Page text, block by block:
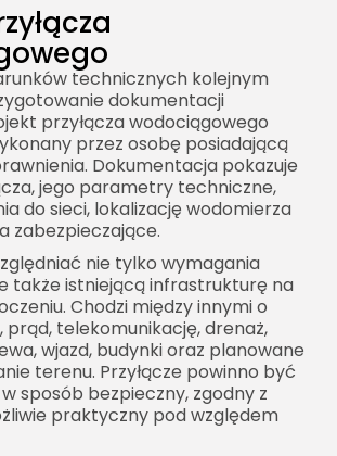
technicznych kolejnym
dokumentacji
przyłącza wodociągowego
przez osobę posiadającą
Dokumentacja pokazuje
jego parametry techniczne,
do sieci, lokalizację wodomierza
zabezpieczające.
nie tylko wymagania
także istniejącą infrastrukturę na
Chodzi między innymi o
prąd, telekomunikację, drenaż,
wjazd, budynki oraz planowane
terenu. Przyłącze powinno być
sposób bezpieczny, zgodny z
praktyczny pod względem